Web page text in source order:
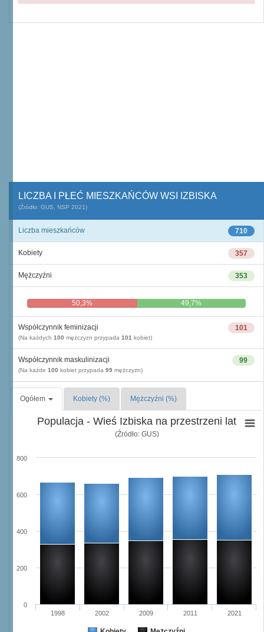
LICZBA I PŁEĆ MIESZKAŃCÓW WSI IZBISKA
(Źródło: GUS, NSP 2021)
710
Liczba mieszkańców
357
Kobiety
353
Mężczyźni
50,3% 49,7%
101
Współczynnik feminizacji
(Na każdych 100 mężczyzn przypada 101 kobiet)
99
Współczynnik maskulinizacji
(Na każde 100 kobiet przypada 99 mężczyzn)
Ogółem Kobiety (%) Mężczyźni (%)
Populacja - Wieś Izbiska na przestrzeni lat
(Źródło: GUS)
1998 2002 2009 2011 2021
0
200
400
600
800